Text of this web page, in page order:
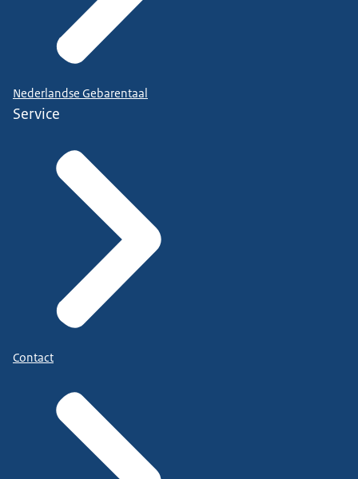
Nederlandse Gebarentaal
Service
Contact